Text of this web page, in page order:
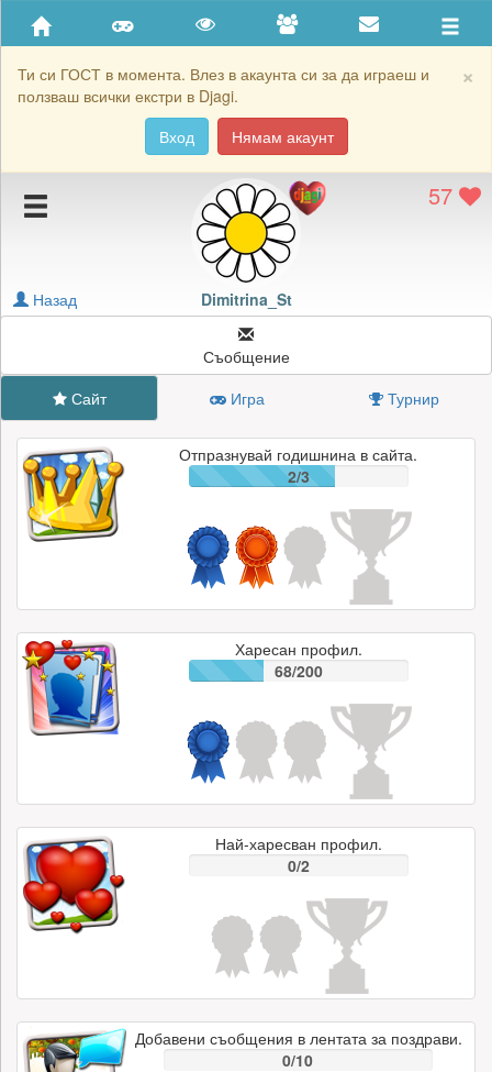
×
Ти си ГОСТ в момента. Влез в акаунта си за да играеш и
ползваш всички екстри в Djagi.
Вход
Нямам акаунт
Приятели
Хронология на игри
Подаръците на Dimitrina_St
Картичките на Dimitrina_St
Блокирай Dimitrina_St
57
Dimitrina_St
Назад
Съобщение
Сайт
Игра Турнир
Отпразнувай годишнина в сайта.
2/3
Харесан профил.
68/200
Най-харесван профил.
0/2
Добавени съобщения в лентата за поздрави.
0/10